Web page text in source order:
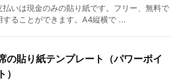
払いは現金のみの貼り紙です。フリー、無料で
することができます。A4縦横で ...
の貼り紙テンプレート（パワーポイ
）